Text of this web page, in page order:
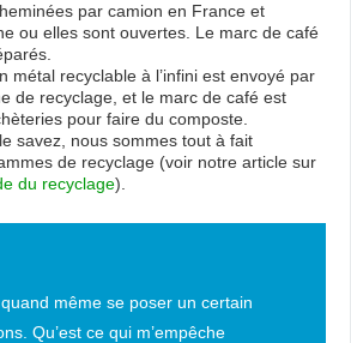
par camion en France et
ou elles sont ouvertes. Le marc de café
métal recyclable à l’infini est envoyé par
de recyclage, et le marc de café est
pour faire du composte.
savez, nous sommes tout à fait
de recyclage (voir notre article sur
du recyclage).
même se poser un certain
Qu’est ce qui m’empêche